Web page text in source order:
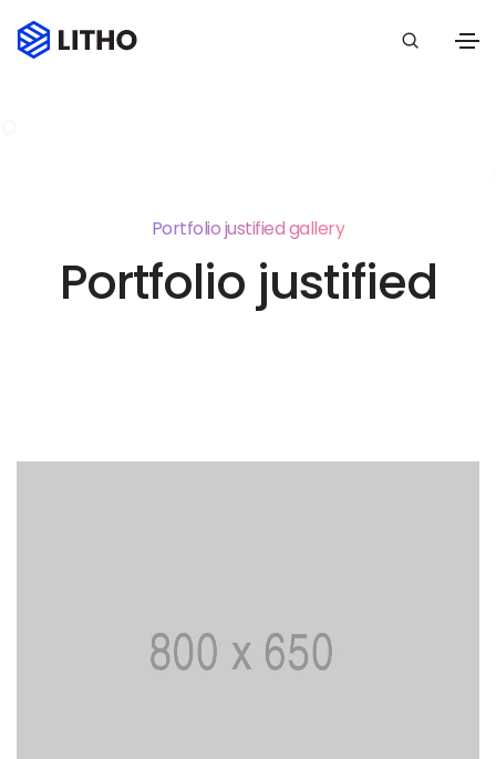
Portfolio justified gallery
Portfolio justified